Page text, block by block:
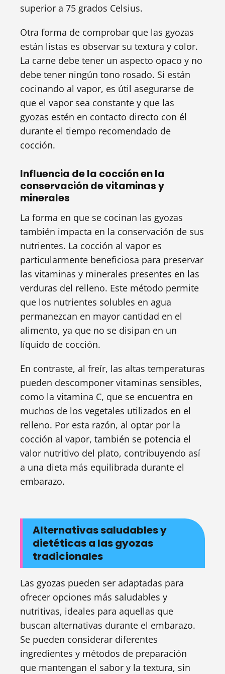
superior a 75 grados Celsius.
Otra forma de comprobar que las gyozas
están listas es observar su textura y color.
La carne debe tener un aspecto opaco y no
debe tener ningún tono rosado. Si están
cocinando al vapor, es útil asegurarse de
que el vapor sea constante y que las
gyozas estén en contacto directo con él
durante el tiempo recomendado de
cocción.
Influencia de la cocción en la
conservación de vitaminas y
minerales
La forma en que se cocinan las gyozas
también impacta en la conservación de sus
nutrientes. La cocción al vapor es
particularmente beneficiosa para preservar
las vitaminas y minerales presentes en las
verduras del relleno. Este método permite
que los nutrientes solubles en agua
permanezcan en mayor cantidad en el
alimento, ya que no se disipan en un
líquido de cocción.
En contraste, al freír, las altas temperaturas
pueden descomponer vitaminas sensibles,
como la vitamina C, que se encuentra en
muchos de los vegetales utilizados en el
relleno. Por esta razón, al optar por la
cocción al vapor, también se potencia el
valor nutritivo del plato, contribuyendo así
a una dieta más equilibrada durante el
embarazo.
Alternativas saludables y
dietéticas a las gyozas
tradicionales
Las gyozas pueden ser adaptadas para
ofrecer opciones más saludables y
nutritivas, ideales para aquellas que
buscan alternativas durante el embarazo.
Se pueden considerar diferentes
ingredientes y métodos de preparación
que mantengan el sabor y la textura, sin